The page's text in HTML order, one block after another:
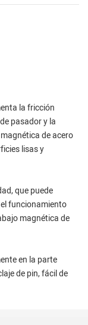
la fricción
pasador y la
de acero
lisas y
que puede
funcionamiento
magnética de
en la parte
de pin, fácil de